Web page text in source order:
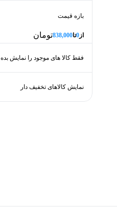
بازه قیمت
از0تا838,000تومان
ازminPrice
فقط کالا های موجود را نمایش بده
نمایش کالاهای تخفیف دار